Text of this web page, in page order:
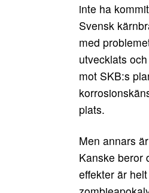
inte ha
Svensk
med
utvecklats
mot SKB:s
plats.
Men annars
Kanske beror
effekter är